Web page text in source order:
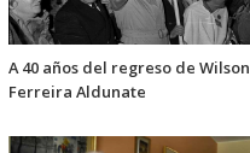
A 40 años del regreso de Wilson
Ferreira Aldunate